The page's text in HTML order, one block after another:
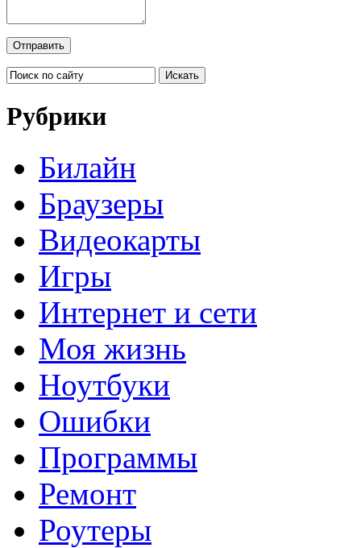
Рубрики
Билайн
Браузеры
Видеокарты
Игры
Интернет и сети
Моя жизнь
Ноутбуки
Ошибки
Программы
Ремонт
Роутеры